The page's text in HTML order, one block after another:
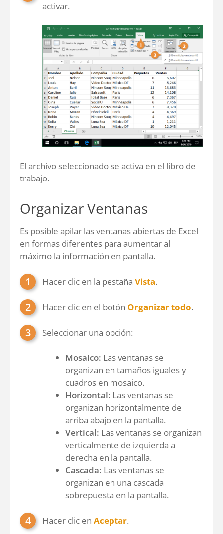
activar.
El archivo seleccionado se activa en el libro de
trabajo.
Organizar Ventanas
Es posible apilar las ventanas abiertas de Excel
en formas diferentes para aumentar al
máximo la información en pantalla.
Hacer clic en la pestaña Vista.
Hacer clic en el botón Organizar todo.
Seleccionar una opción:
Mosaico: Las ventanas se
organizan en tamaños iguales y
cuadros en mosaico.
Horizontal: Las ventanas se
organizan horizontalmente de
arriba abajo en la pantalla.
Vertical: Las ventanas se organizan
verticalmente de izquierda a
derecha en la pantalla.
Cascada: Las ventanas se
organizan en una cascada
sobrepuesta en la pantalla.
Hacer clic en Aceptar.